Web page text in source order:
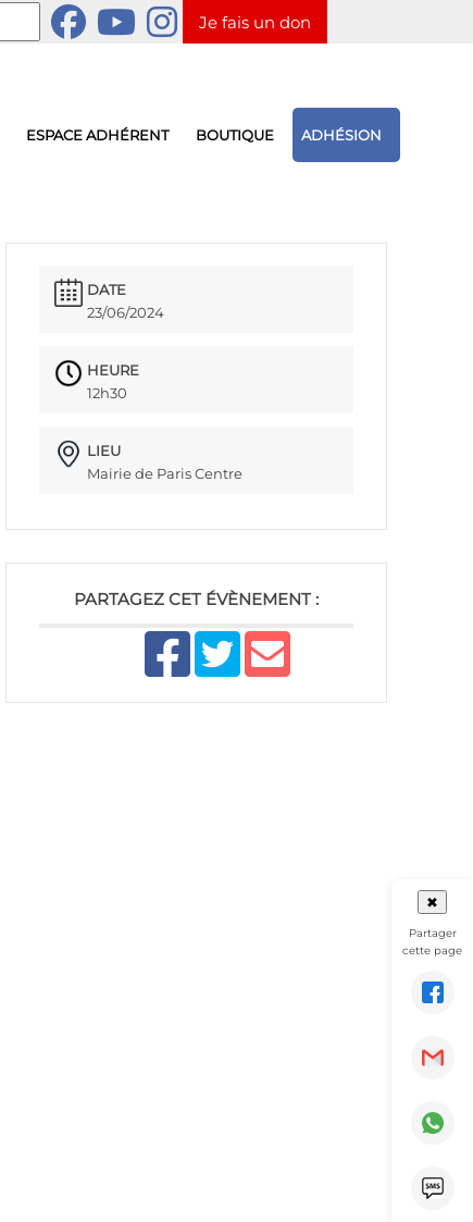
Je fais un don
ESPACE ADHÉRENT BOUTIQUE ADHÉSION
DATE
23/06/2024
HEURE
12h30
LIEU
Mairie de Paris Centre
PARTAGEZ CET ÉVÈNEMENT :
✖
Partager
cette page